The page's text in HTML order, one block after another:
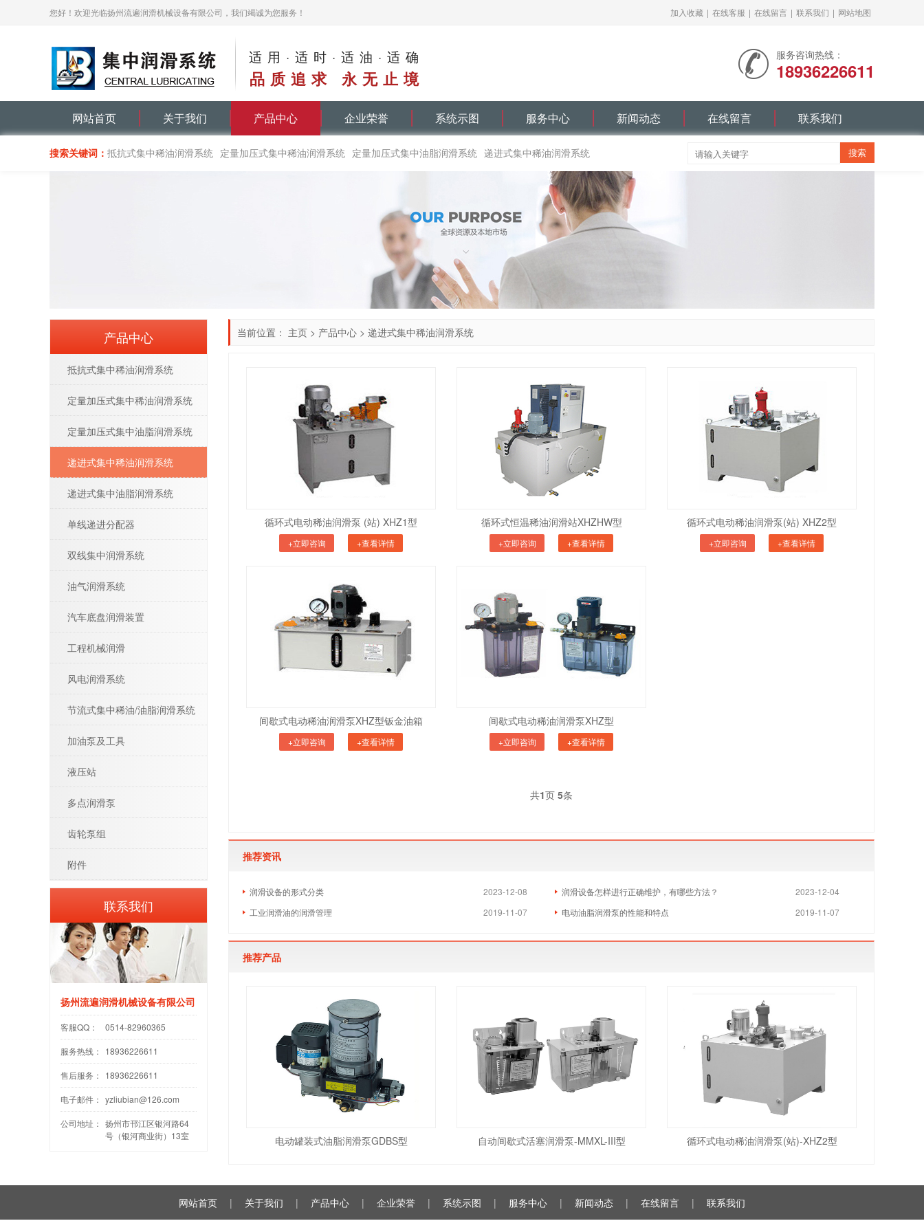
您好！欢迎光临扬州流遍润滑机械设备有限公司，我们竭诚为您服务！ 加入收藏 | 在线客服 | 在线留言 | 联系我们 | 网站地图
适用·适时·适油·适确
品质追求 永无止境
服务咨询热线：
18936226611
网站首页 关于我们 产品中心 企业荣誉 系统示图 服务中心 新闻动态 在线留言 联系我们
搜索关键词： 抵抗式集中稀油润滑系统 定量加压式集中稀油润滑系统 定量加压式集中油脂润滑系统 递进式集中稀油润滑系统
当前位置： 主页 > 产品中心 > 递进式集中稀油润滑系统
循环式电动稀油润滑泵 (站) XHZ1型
+立即咨询 +查看详情
循环式恒温稀油润滑站XHZHW型
+立即咨询 +查看详情
循环式电动稀油润滑泵(站) XHZ2型
+立即咨询 +查看详情
间歇式电动稀油润滑泵XHZ型钣金油箱
+立即咨询 +查看详情
间歇式电动稀油润滑泵XHZ型
+立即咨询 +查看详情
共1页 5条
推荐资讯
2023-12-08
润滑设备的形式分类 2023-12-04
润滑设备怎样进行正确维护，有哪些方法？
2019-11-07
工业润滑油的润滑管理 2019-11-07
电动油脂润滑泵的性能和特点
推荐产品
电动罐装式油脂润滑泵GDBS型 自动间歇式活塞润滑泵-MMXL-III型 循环式电动稀油润滑泵(站)-XHZ2型
产品中心
抵抗式集中稀油润滑系统
定量加压式集中稀油润滑系统
定量加压式集中油脂润滑系统
递进式集中稀油润滑系统
递进式集中油脂润滑系统
单线递进分配器
双线集中润滑系统
油气润滑系统
汽车底盘润滑装置
工程机械润滑
风电润滑系统
节流式集中稀油/油脂润滑系统
加油泵及工具
液压站
多点润滑泵
齿轮泵组
附件
联系我们
扬州流遍润滑机械设备有限公司
客服QQ： 0514-82960365
服务热线： 18936226611
售后服务： 18936226611
电子邮件： yzliubian@126.com
公司地址： 扬州市邗江区银河路64
号（银河商业街）13室
网站首页 | 关于我们 | 产品中心 | 企业荣誉 | 系统示图 | 服务中心 | 新闻动态 | 在线留言 | 联系我们